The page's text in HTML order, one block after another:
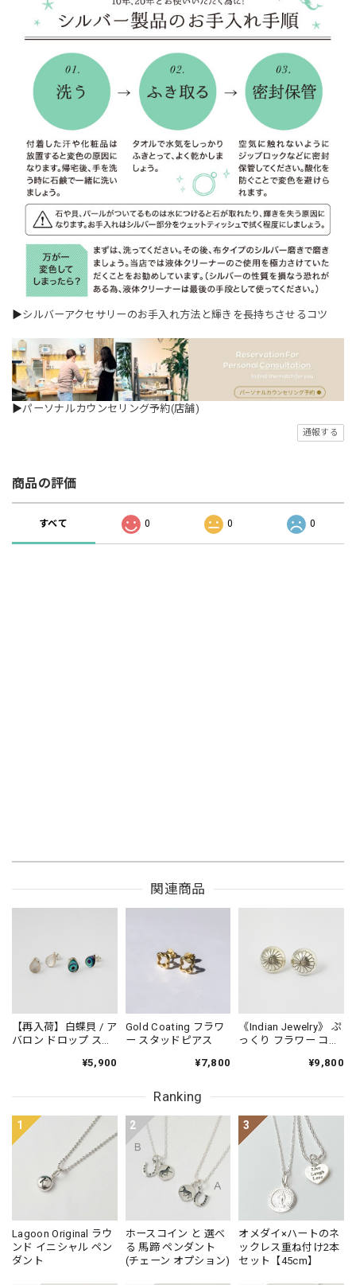
▶シルバーアクセサリーのお手入れ方法と輝きを長持ちさせるコツ
▶パーソナルカウンセリング予約(店舗)
通報する
商品の評価
すべて 0 0 0
関連商品
【再入荷】白蝶貝 / ア
バロン ドロップ スタ
アス プチピアス¥5,900
Gold Coating フラワ
ー スタッドピアス
¥7,800
《Indian Jewelry》 ぷ
っくり フラワー コン
¥9,800
Ranking
1
Lagoon Original ラウ
ンド イニシャル ペン
ダント
2
ホースコイン と 選べ
る 馬蹄 ペンダント
(チェーン オプション)
3
オメダイ×ハートのネ
ックレス重ね付け2本
セット【45cm】